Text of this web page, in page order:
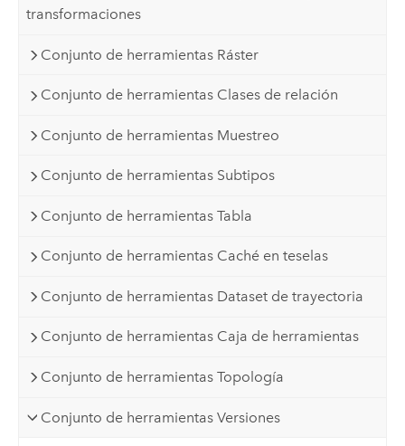
transformaciones
Conjunto de herramientas Ráster
Conjunto de herramientas Clases de relación
Conjunto de herramientas Muestreo
Conjunto de herramientas Subtipos
Conjunto de herramientas Tabla
Conjunto de herramientas Caché en teselas
Conjunto de herramientas Dataset de trayectoria
Conjunto de herramientas Caja de herramientas
Conjunto de herramientas Topología
Conjunto de herramientas Versiones